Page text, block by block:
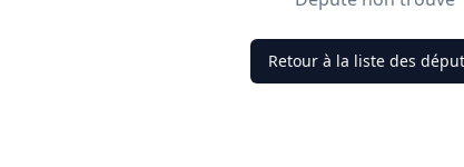
Retour à la liste des